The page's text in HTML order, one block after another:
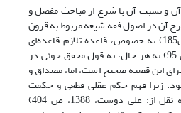
و نسبت آن با شرع از مباحث مفصل و
آن در اصول فقه شیعه مربوط به قرون
اخیر است.(صابری، 1389، ص185) به خصوص، قاعدة تلازم قاعده‌ای
جدید است.(عزتی، 1388، ص 95) به هر حال، به قول محقق خوئی در
این قضیه صحیح است، اما، مصداق و
زیرا فهم حکم عقلی قطعی و حکمت
احکام برما پوشیده است.(به نقل از: علی دوست، 1388، ص 404)